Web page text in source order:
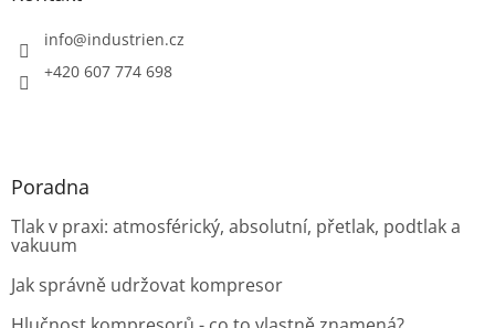
info@industrien.cz
+420 607 774 698
Poradna
Tlak v praxi: atmosférický, absolutní, přetlak, podtlak a
vakuum
Jak správně udržovat kompresor